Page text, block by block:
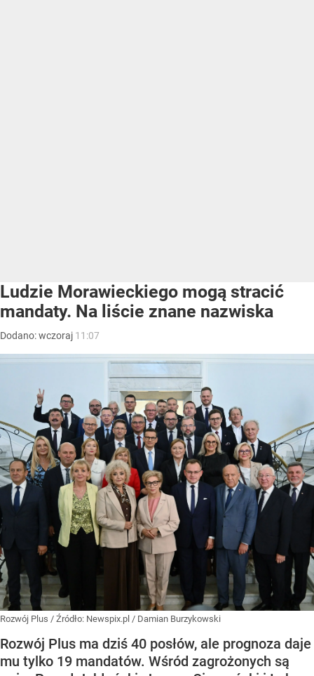
Ludzie Morawieckiego mogą stracić
mandaty. Na liście znane nazwiska
Dodano:wczoraj 11:07
Rozwój Plus / Źródło: Newspix.pl / Damian Burzykowski
Rozwój Plus ma dziś 40 posłów, ale prognoza daje
mu tylko 19 mandatów. Wśród zagrożonych są